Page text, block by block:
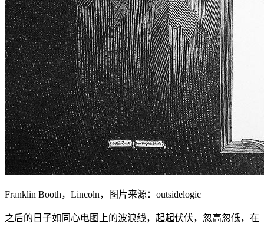
Franklin Booth，Lincoln，图片来源：outsidelogic
之后的日子如同心电图上的波浪线，起起伏伏，忽高忽低，在